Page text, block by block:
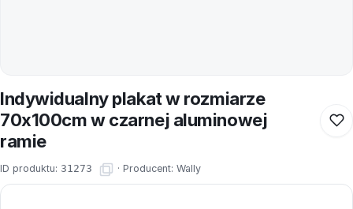
Indywidualny plakat w rozmiarze
70x100cm w czarnej aluminowej
ramie
ID produktu: 31273 · Producent: Wally